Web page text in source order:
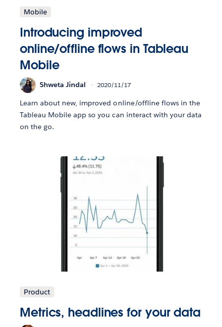
Mobile
Introducing improved
online/offline flows in Tableau
Mobile
Shweta Jindal 2020/11/17
Learn about new, improved online/offline flows in the
Tableau Mobile app so you can interact with your data
on the go.
Product
Metrics, headlines for your data